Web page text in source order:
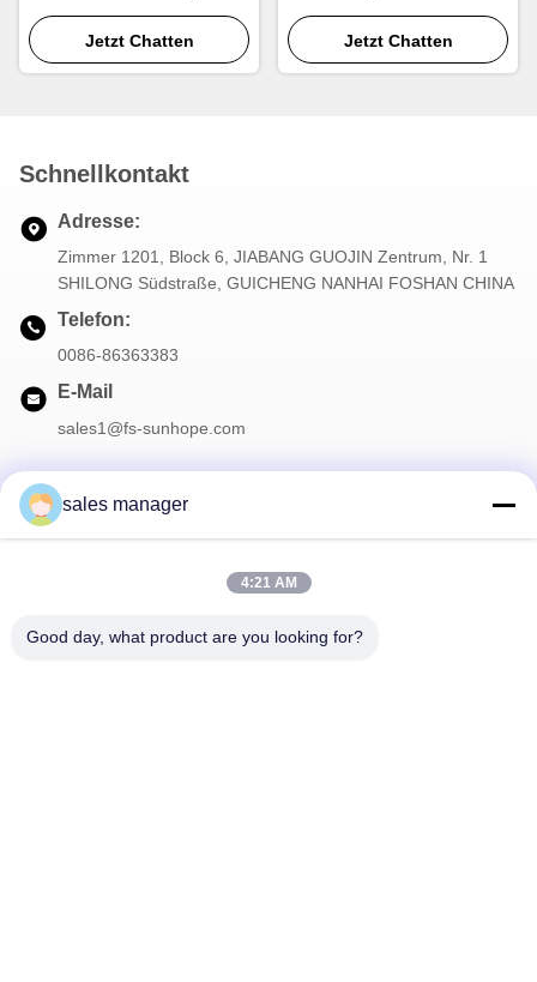
Aluminium-Lautöfen
Energieeinsparung
Schnellzyklus
Jetzt Chatten
Wärmetauschern
Jetzt Chatten
Schnellkontakt
Adresse:
Zimmer 1201, Block 6, JIABANG GUOJIN Zentrum, Nr. 1
SHILONG Südstraße, GUICHENG NANHAI FOSHAN CHINA
Telefon:
0086-86363383
E-Mail
sales1@fs-sunhope.com
sales manager
4:21 AM
Good day, what product are you looking for?